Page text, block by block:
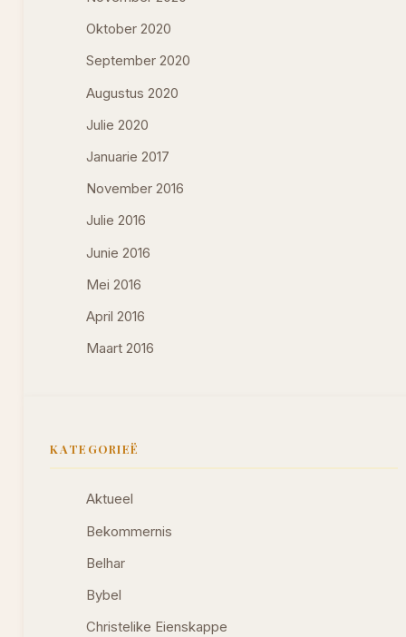
Oktober 2020
September 2020
Augustus 2020
Julie 2020
Januarie 2017
November 2016
Julie 2016
Junie 2016
Mei 2016
April 2016
Maart 2016
KATEGORIEË
Aktueel
Bekommernis
Belhar
Bybel
Christelike Eienskappe